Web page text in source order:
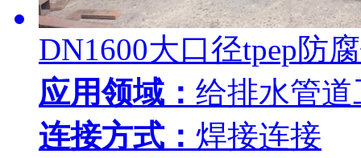
DN1600大口径tpep防
应用领域： 给排水管道
连接方式： 焊接连接